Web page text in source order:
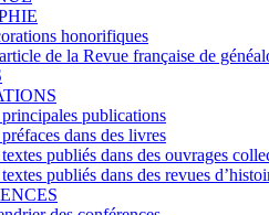
honorifiques
de la Revue française de
publications
dans des livres
publiés dans des ouvrages
publiés dans des revues